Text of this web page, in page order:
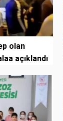
olan
açıklandı